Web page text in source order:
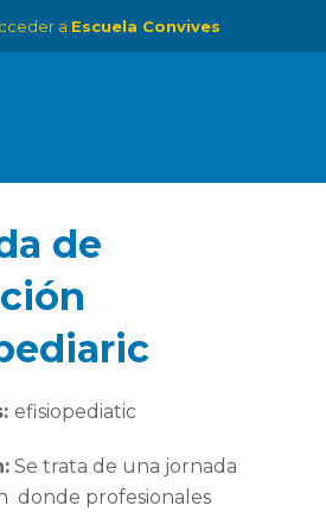
a Escuela Convives
de
efisiopediatic
Se trata de una jornada
donde profesionales